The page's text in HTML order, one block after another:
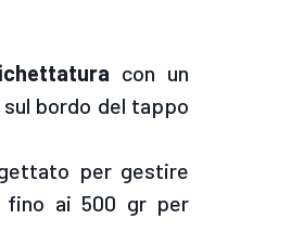
con un
bordo del tappo
per gestire
ai 500 gr per